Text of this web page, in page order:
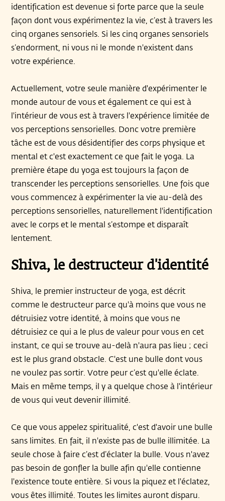
identification est devenue si forte parce que la seule
façon dont vous expérimentez la vie, c’est à travers les
cinq organes sensoriels. Si les cinq organes sensoriels
s’endorment, ni vous ni le monde n'existent dans
votre expérience.
Actuellement, votre seule manière d'expérimenter le
monde autour de vous et également ce qui est à
l'intérieur de vous est à travers l'expérience limitée de
vos perceptions sensorielles. Donc votre première
tâche est de vous désidentifier des corps physique et
mental et c'est exactement ce que fait le yoga. La
première étape du yoga est toujours la façon de
transcender les perceptions sensorielles. Une fois que
vous commencez à expérimenter la vie au-delà des
perceptions sensorielles, naturellement l'identification
avec le corps et le mental s’estompe et disparaît
lentement.
Shiva, le destructeur d'identité
Shiva, le premier instructeur de yoga, est décrit
comme le destructeur parce qu'à moins que vous ne
détruisiez votre identité, à moins que vous ne
détruisiez ce qui a le plus de valeur pour vous en cet
instant, ce qui se trouve au-delà n'aura pas lieu ; ceci
est le plus grand obstacle. C'est une bulle dont vous
ne voulez pas sortir. Votre peur c’est qu'elle éclate.
Mais en même temps, il y a quelque chose à l'intérieur
de vous qui veut devenir illimité.
Ce que vous appelez spiritualité, c'est d'avoir une bulle
sans limites. En fait, il n'existe pas de bulle illimitée. La
seule chose à faire c’est d’éclater la bulle. Vous n'avez
pas besoin de gonfler la bulle afin qu'elle contienne
l'existence toute entière. Si vous la piquez et l'éclatez,
vous êtes illimité. Toutes les limites auront disparu.